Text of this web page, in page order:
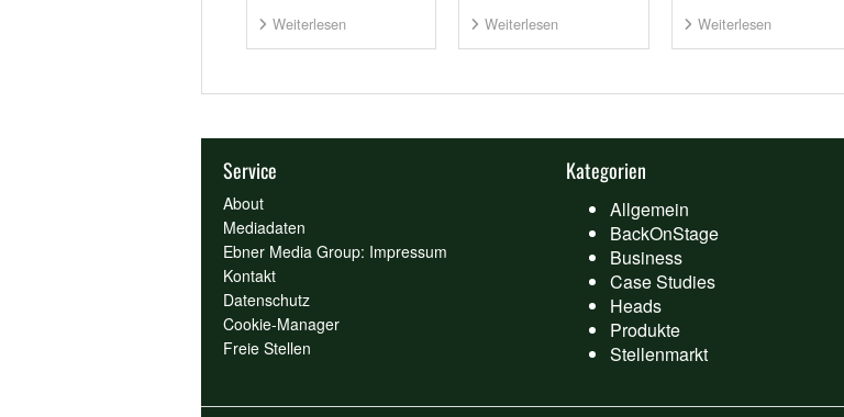
Weiterlesen Weiterlesen Weiterlesen
Service
About
Mediadaten
Ebner Media Group: Impressum
Kontakt
Datenschutz
Cookie-Manager
Freie Stellen
Kategorien
Allgemein
BackOnStage
Business
Case Studies
Heads
Produkte
Stellenmarkt